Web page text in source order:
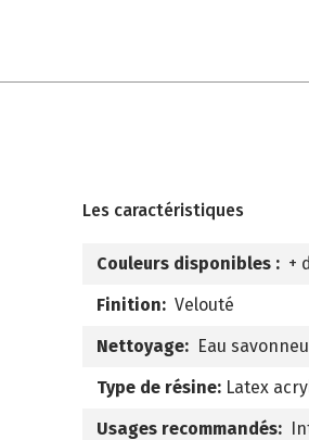
Les caractéristiques
Couleurs disponibles : +
Finition: Velouté
Nettoyage: Eau
Type de résine: Latex
Usages recommandés: